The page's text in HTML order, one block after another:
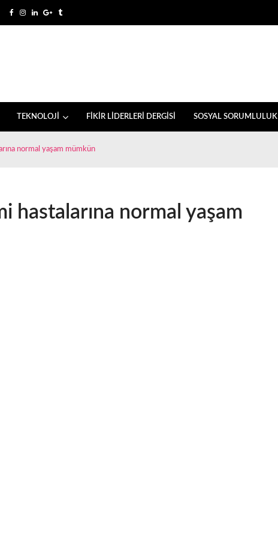
TEKNOLOJİ FİKİR LİDERLERİ DERGİSİ SOSYAL SORUMLULUK
normal yaşam mümkün
hastalarına normal yaşam